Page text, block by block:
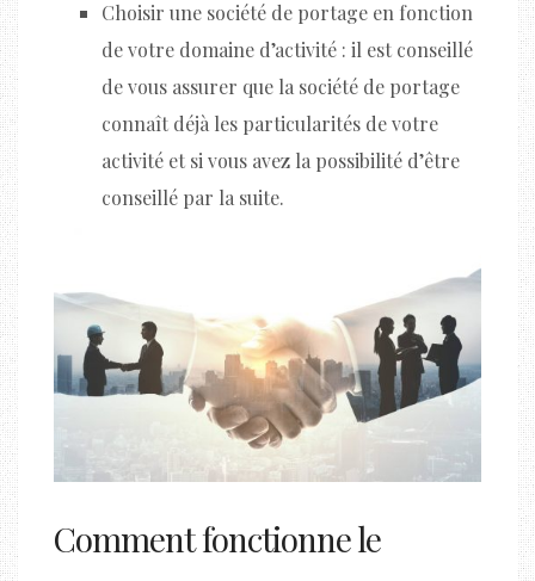
Choisir une société de portage en fonction
de votre domaine d’activité : il est conseillé
de vous assurer que la société de portage
connaît déjà les particularités de votre
activité et si vous avez la possibilité d’être
conseillé par la suite.
Comment fonctionne le